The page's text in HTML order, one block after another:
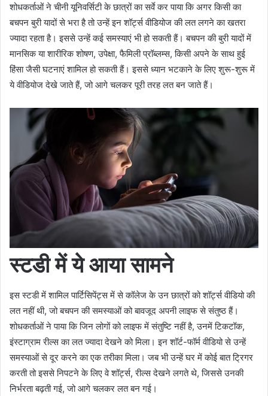
शोधकर्ताओं ने चीनी यूनिवर्सिटी के छात्रों का सर्वे कर पाया कि अगर किसी का
बचपन बुरी यादों से भरा है तो उन्हें इन शॉर्ट्स वीडियोज की लत लगने का खतरा
ज्यादा रहता है। इससे उन्हें कई समस्याएं भी हो सकती हैं। बचपन की बुरी यादों में
मानसिक या शारीरिक शोषण, उपेक्षा, फैमिली प्रॉब्लम्स, किसी अपने के साथ हुई
हिंसा जैसी घटनाएं शामिल हो सकती हैं। इससे ध्यान भटकाने के लिए शुरू-शुरू में
ये वीडियोज देखे जाते हैं, जो आगे चलकर पूरी तरह लत बन जाते हैं।
स्‍टडी में ये आया सामने
इस स्टडी में शामिल पार्टिसिपेंट्स में से कॉलेज के उन छात्रों को शॉर्ट्स वीडियो की
लत नहीं थी, जो बचपन की समस्याओं को बावजूद अपनी लाइफ से संतुष्ठ हैं।
शोधकर्ताओं ने पाया कि जिन लोगों को लाइफ में संतुष्टि नहीं है, उनमें टिकटॉक,
इंस्टाग्राम रील्स का लत ज्यादा देखने को मिला। इन शॉर्ट-फॉर्म वीडियो से उन्हें
समस्याओं से दूर करने का एक तरीका मिला। जब भी उन्हें घर में कोई बात ट्रिगर
करती तो इससे निपटने के लिए वे शॉर्ट्स, रील्स देखने लगते थे, जिससे उनकी
निर्भरता बढ़ती गई, जो आगे चलकर लत बन गई।